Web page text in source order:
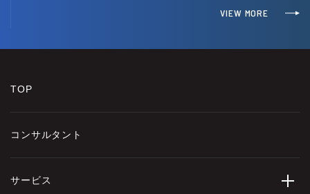
VIEW MORE
TOP
コンサルタント
サービス